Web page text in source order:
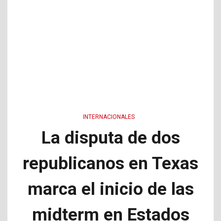
INTERNACIONALES
La disputa de dos
republicanos en Texas
marca el inicio de las
midterm en Estados